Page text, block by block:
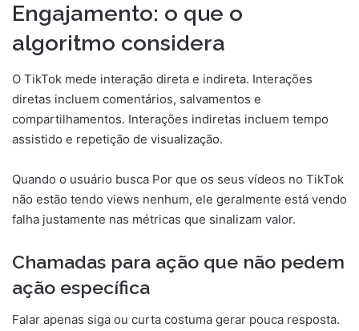
Engajamento: o que o
algoritmo considera
O TikTok mede interação direta e indireta. Interações
diretas incluem comentários, salvamentos e
compartilhamentos. Interações indiretas incluem tempo
assistido e repetição de visualização.
Quando o usuário busca Por que os seus vídeos no TikTok
não estão tendo views nenhum, ele geralmente está vendo
falha justamente nas métricas que sinalizam valor.
Chamadas para ação que não pedem
ação específica
Falar apenas siga ou curta costuma gerar pouca resposta.